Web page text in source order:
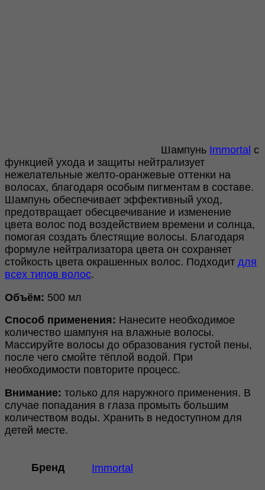
Шампунь Immortal с
функцией ухода и защиты нейтрализует
нежелательные желто-оранжевые оттенки на
волосах, благодаря особым пигментам в составе.
Шампунь обеспечивает эффективный уход,
предотвращает обесцвечивание и изменение
цвета волос под воздействием времени и солнца,
помогая создать блестящие волосы. Благодаря
формуле нейтрализатора цвета он сохраняет
стойкость цвета окрашенных волос. Подходит для
всех типов волос.
Объём: 500 мл
Способ применения: Нанесите необходимое
количество шампуня на влажные волосы.
Массируйте волосы до образования густой пены,
после чего смойте тёплой водой. При
необходимости повторите процесс.
Внимание: только для наружного применения. В
случае попадания в глаза промыть большим
количеством воды. Хранить в недоступном для
детей месте.
Бренд Immortal